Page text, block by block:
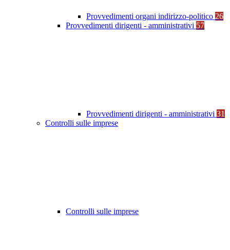
Provvedimenti organi indirizzo-politico 26
Provvedimenti dirigenti - amministrativi 57
Provvedimenti dirigenti - amministrativi 31
Controlli sulle imprese
Controlli sulle imprese